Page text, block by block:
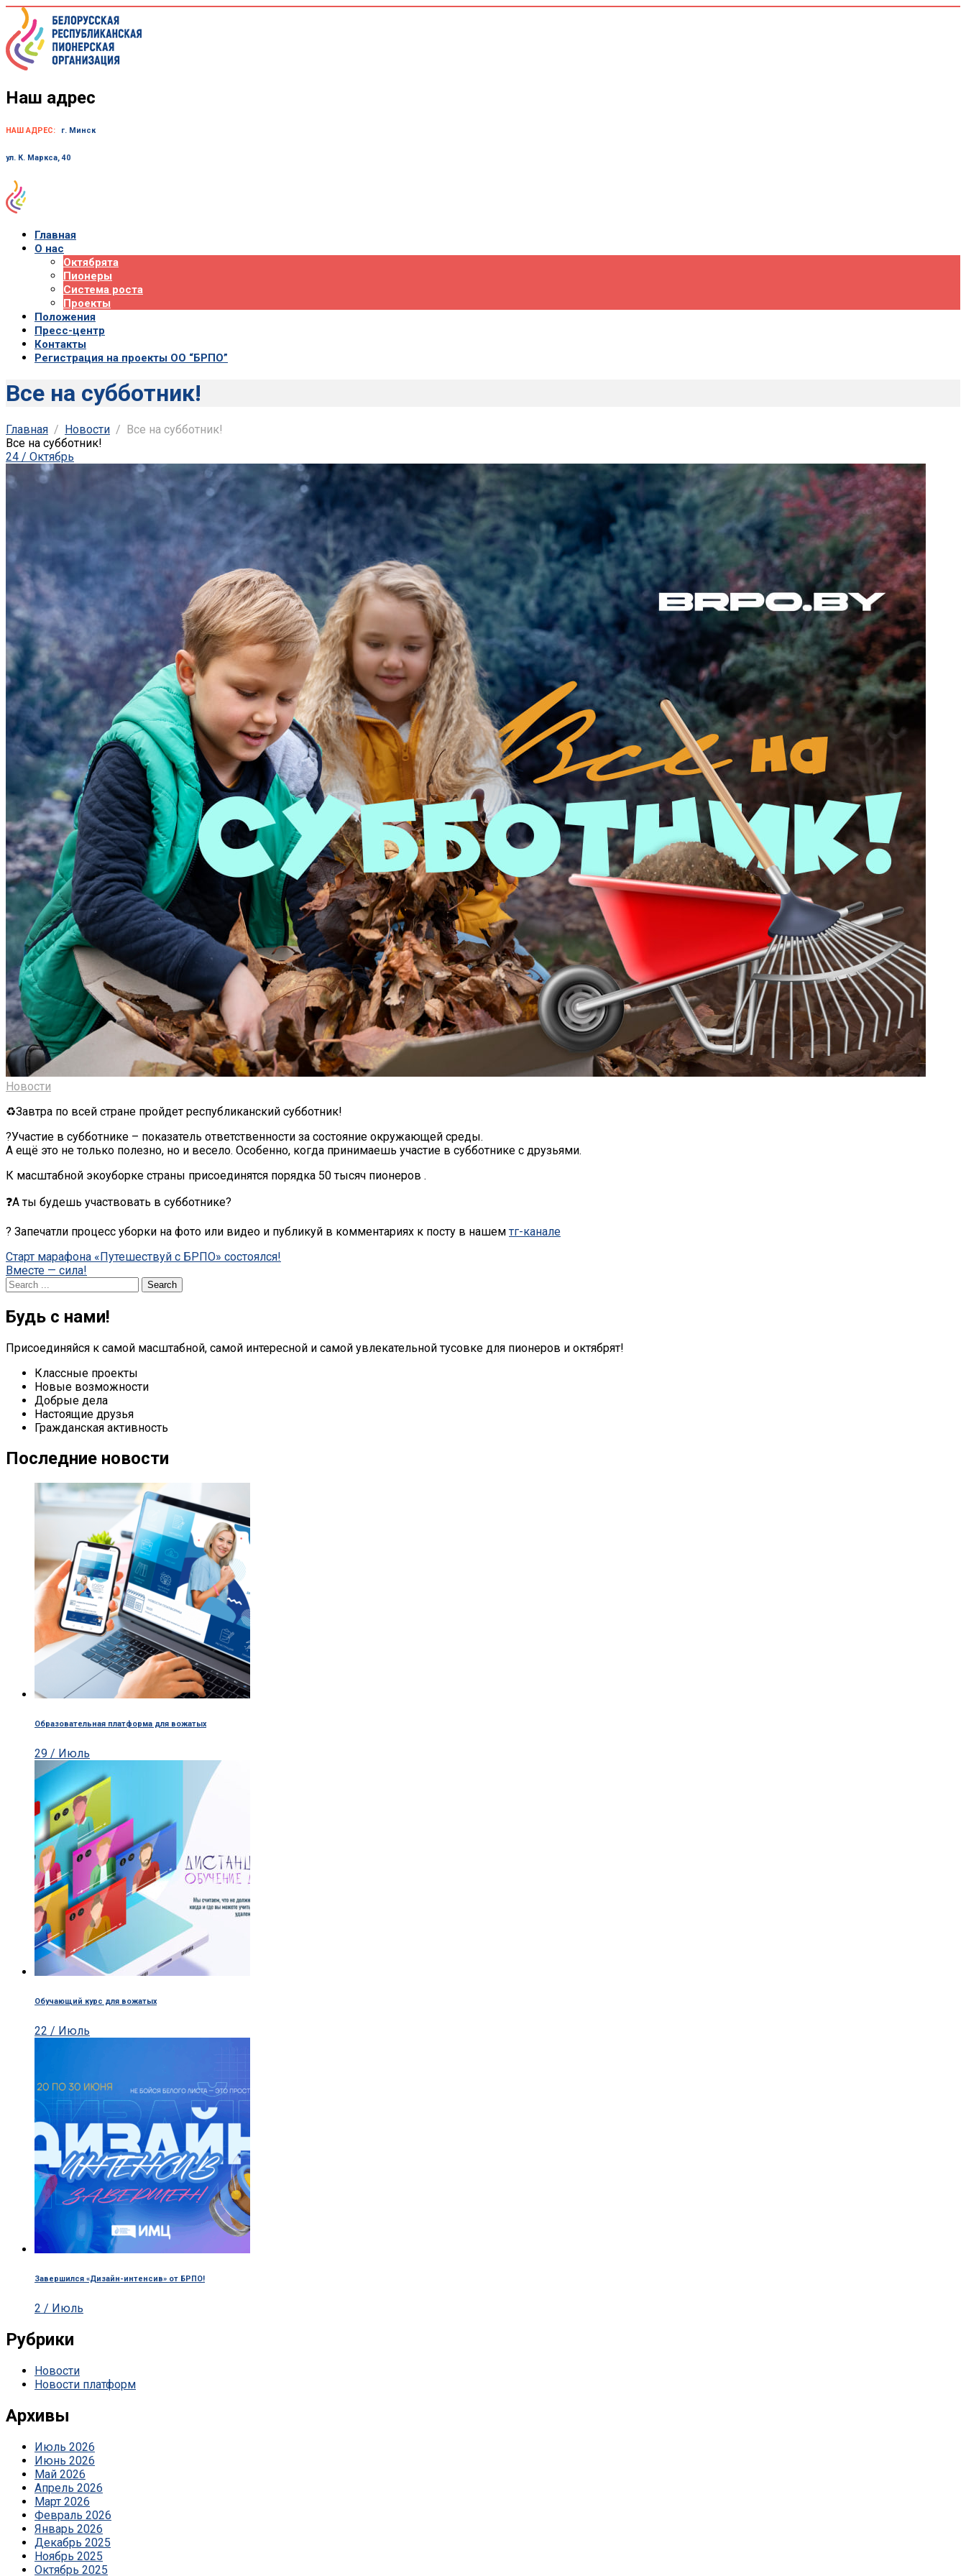
Skip
content
Наш адрес
НАШ АДРЕС: г. Минск
ул. К. Маркса, 40
Главная
О нас
Октябрята
Пионеры
Система роста
Проекты
Положения
Пресс-центр
Контакты
Регистрация на проекты ОО “БРПО”
Все на субботник!
Главная Новости
Все на субботник!
Все на субботник!
24 / Октябрь
Новости
♻️Завтра по всей стране пройдет республиканский субботник!
?Участие в субботнике – показатель ответственности за состояние окружающей среды.
А ещё это не только полезно, но и весело. Особенно, когда принимаешь участие в субботнике с друзьями.
К масштабной экоуборке страны присоединятся порядка 50 тысяч пионеров .
❓А ты будешь участвовать в субботнике?
? Запечатли процесс уборки на фото или видео и публикуй в комментариях к посту в нашем тг-канале
Post
navigation
Старт марафона «Путешествуй с БРПО» состоялся!
Вместе — сила!
Search
for:
Будь с нами!
Присоединяйся к самой масштабной, самой интересной и самой увлекательной тусовке для пионеров и октябрят!
Классные проекты
Новые возможности
Добрые дела
Настоящие друзья
Гражданская активность
Последние новости
Образовательная платформа для вожатых
29 / Июль
Обучающий курс для вожатых
22 / Июль
Завершился «Дизайн-интенсив» от БРПО!
2 / Июль
Рубрики
Новости
Новости платформ
Архивы
Июль 2026
Июнь 2026
Май 2026
Апрель 2026
Март 2026
Февраль 2026
Январь 2026
Декабрь 2025
Ноябрь 2025
Октябрь 2025